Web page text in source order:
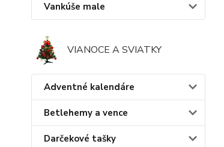
Vankúše male
VIANOCE A SVIATKY
Adventné kalendáre
Betlehemy a vence
Darčekové tašky